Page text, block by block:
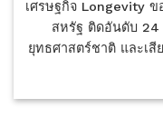
เศรษฐกิจ Longevity
สหรัฐ ติดอันดับ 24
ยุทธศาสตร์ชาติ และเ